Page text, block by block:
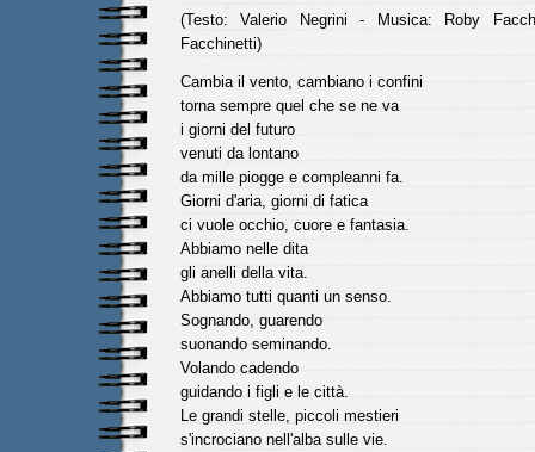
(Testo: Valerio Negrini - Musica: Roby
Facchinetti)
Cambia il vento, cambiano i confini
torna sempre quel che se ne va
i giorni del futuro
venuti da lontano
da mille piogge e compleanni fa.
Giorni d'aria, giorni di fatica
ci vuole occhio, cuore e fantasia.
Abbiamo nelle dita
gli anelli della vita.
Abbiamo tutti quanti un senso.
Sognando, guarendo
suonando seminando.
Volando cadendo
guidando i figli e le città.
Le grandi stelle, piccoli mestieri
s'incrociano nell'alba sulle vie.